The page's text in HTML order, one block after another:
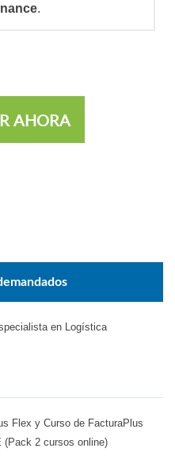
.
AHORA
en Logística
Flex y Curso de FacturaPlus
(Pack 2 cursos online)